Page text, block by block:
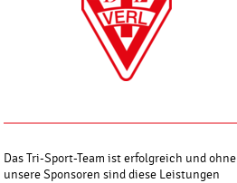
Das Tri-Sport-Team ist erfolgreich und ohne
unsere Sponsoren sind diese Leistungen